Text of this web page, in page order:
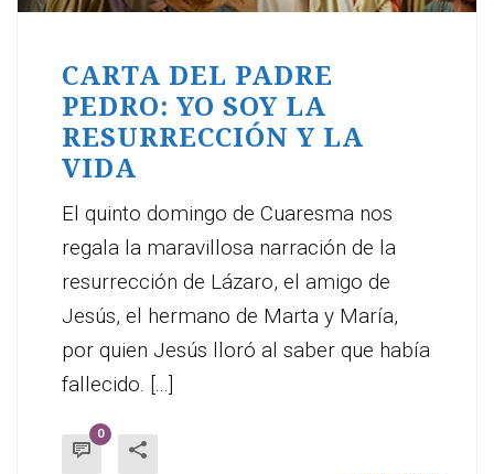
CARTA DEL PADRE
PEDRO: YO SOY LA
RESURRECCIÓN Y LA
VIDA
El quinto domingo de Cuaresma nos
regala la maravillosa narración de la
resurrección de Lázaro, el amigo de
Jesús, el hermano de Marta y María,
por quien Jesús lloró al saber que había
fallecido. [...]
0